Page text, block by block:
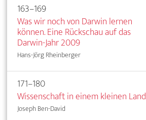
163–169
Was wir noch von Darwin lernen
können. Eine Rückschau auf das
Darwin-Jahr 2009
Hans-Jörg Rheinberger
171–180
Wissenschaft in einem kleinen Land
Joseph Ben-David